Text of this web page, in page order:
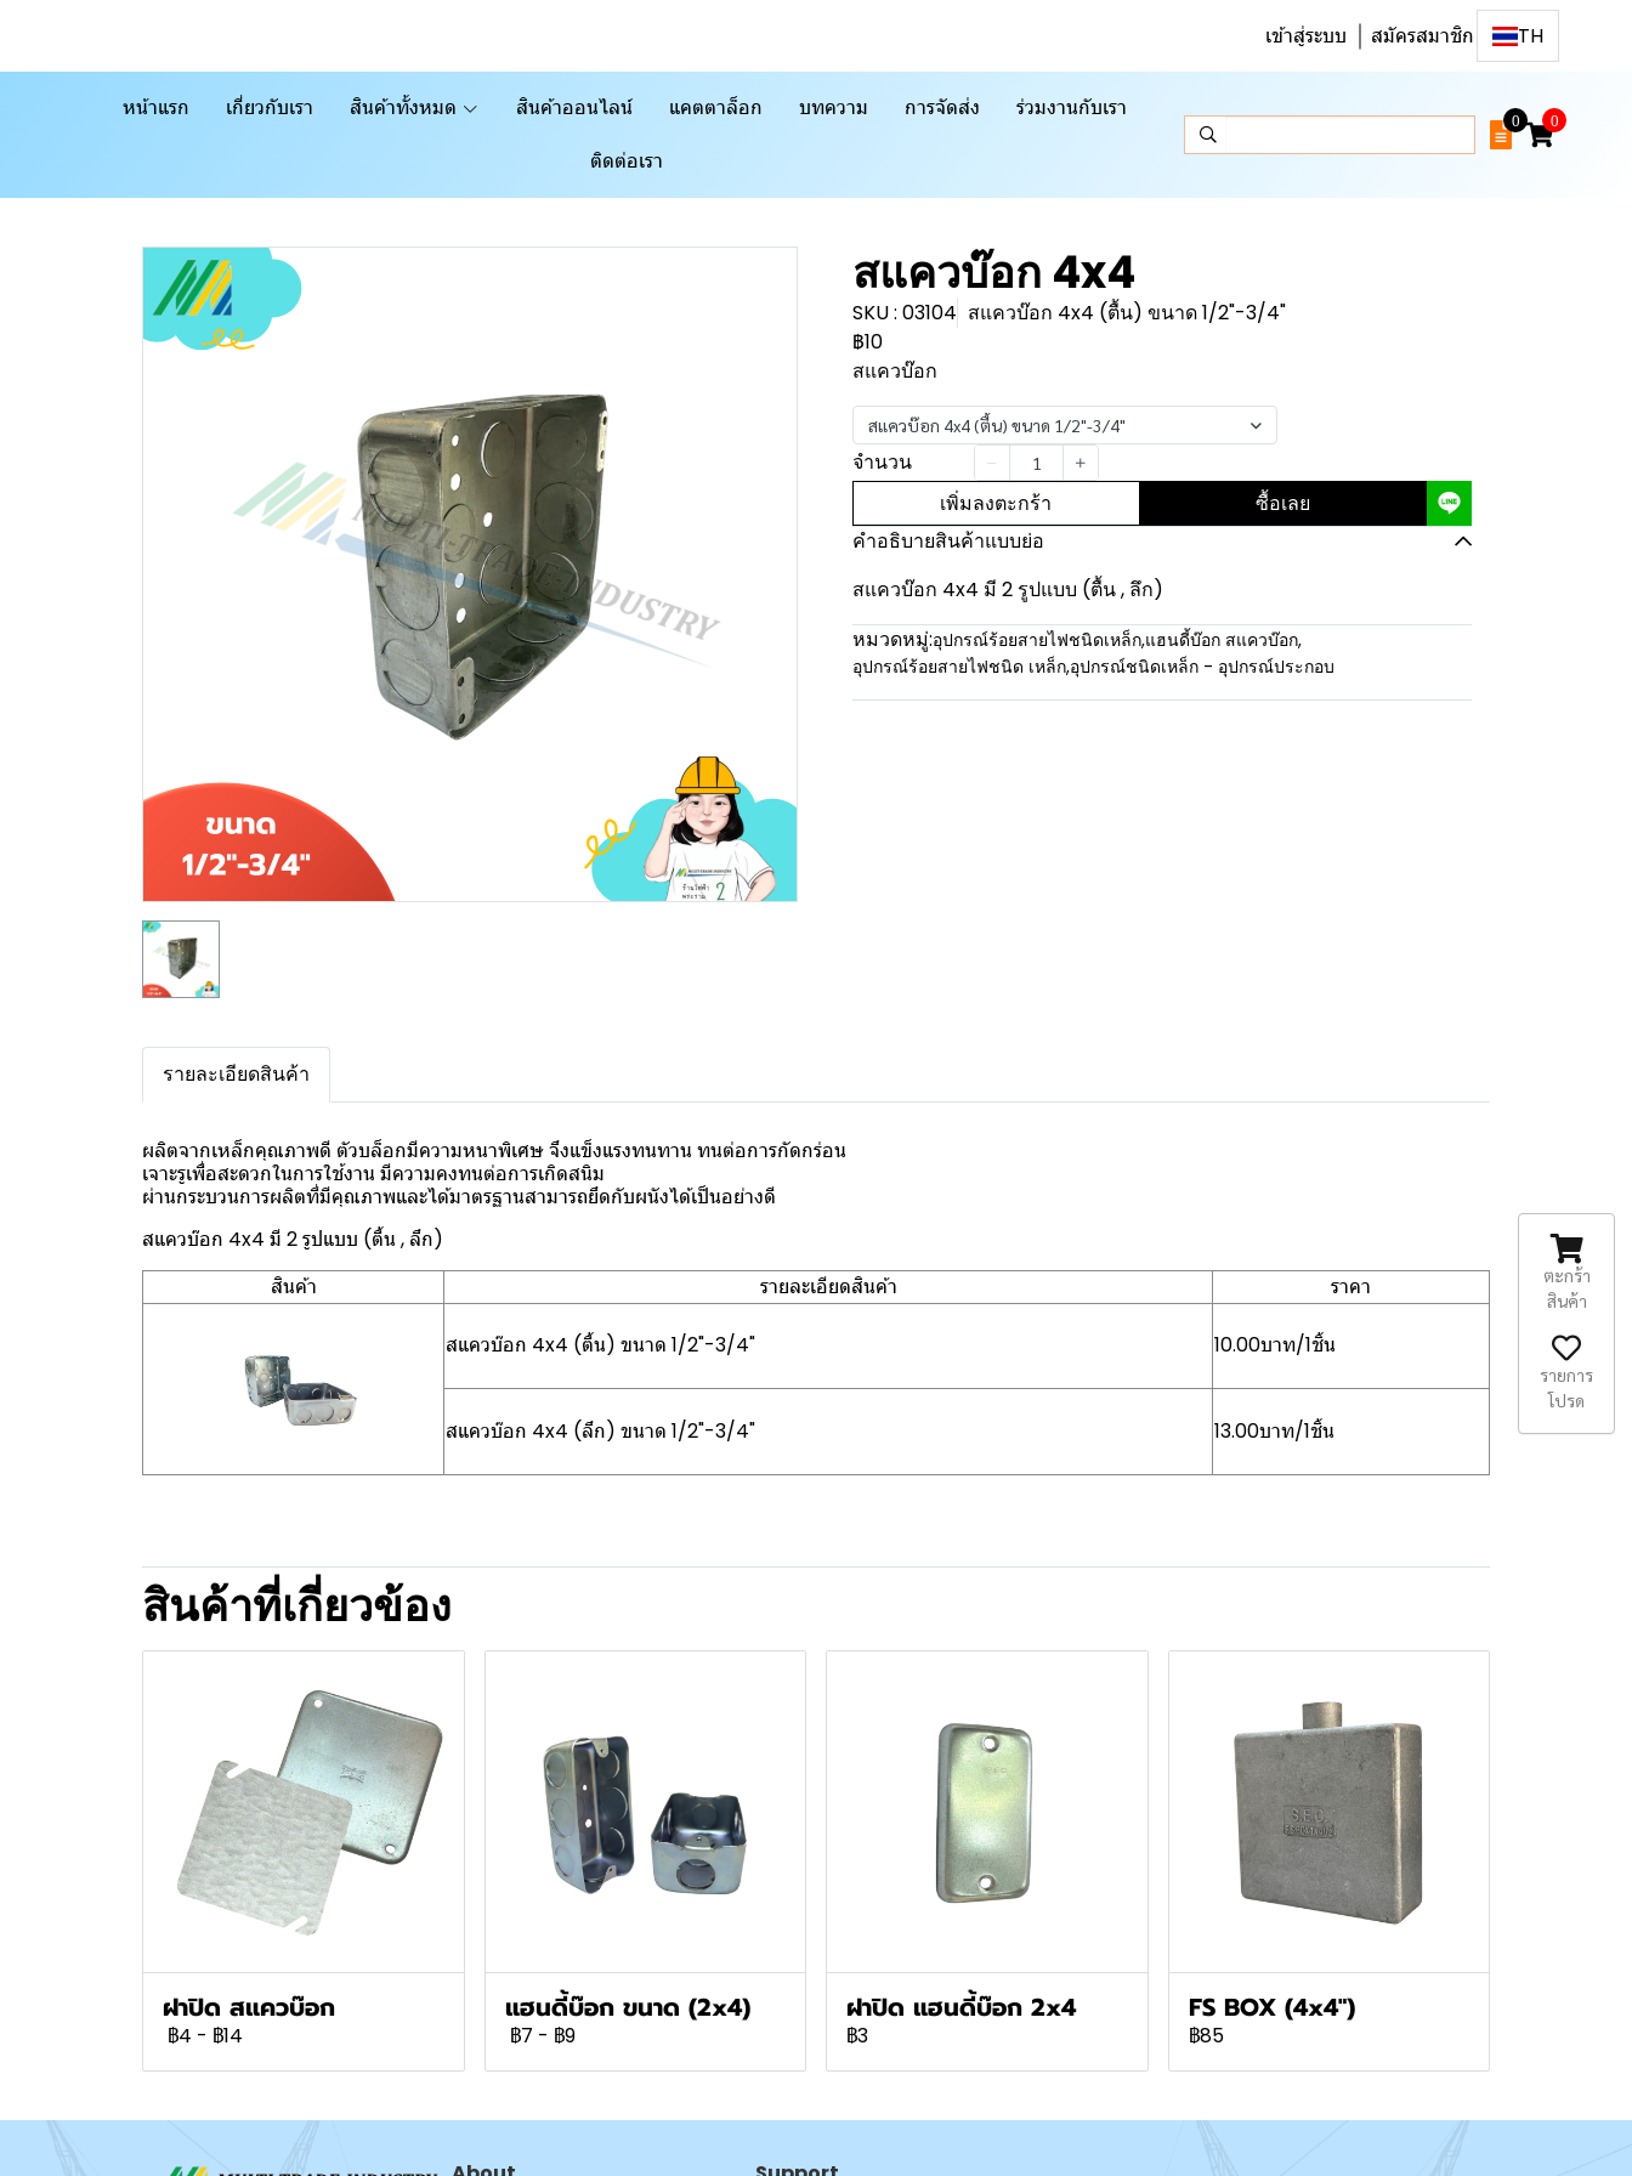
เข้าสู่ระบบ สมัครสมาชิก TH
หน้าแรก เกี่ยวกับเรา สินค้าทั้งหมด สินค้าออนไลน์ แคตตาล็อก บทความ การจัดส่ง ร่วมงานกับเรา
ติดต่อเรา
0 0
สแควบ๊อก 4x4
SKU : 03104 สแควบ๊อก 4x4 (ตื้น) ขนาด 1/2"-3/4"
฿10
สแควบ๊อก
สแควบ๊อก 4x4 (ตื้น) ขนาด 1/2"-3/4"
จำนวน
เพิ่มลงตะกร้า ซื้อเลย
คำอธิบายสินค้าแบบย่อ
สแควบ๊อก 4x4 มี 2 รูปแบบ (ตื้น , ลึก)
หมวดหมู่:อุปกรณ์ร้อยสายไฟชนิดเหล็ก,แฮนดี้บ๊อก สแควบ๊อก,
อุปกรณ์ร้อยสายไฟชนิด เหล็ก,อุปกรณ์ชนิดเหล็ก - อุปกรณ์ประกอบ
รายละเอียดสินค้า
ผลิตจากเหล็กคุณภาพดี ตัวบล็อกมีความหนาพิเศษ จึงแข็งแรงทนทาน ทนต่อการกัดกร่อน
เจาะรูเพื่อสะดวกในการใช้งาน มีความคงทนต่อการเกิดสนิม
ผ่านกระบวนการผลิตที่มีคุณภาพและได้มาตรฐานสามารถยึดกับผนังได้เป็นอย่างดี
สแควบ๊อก 4x4 มี 2 รูปแบบ (ตื้น , ลึก)
สินค้า
รายละเอียดสินค้า ราคา
สแควบ๊อก 4x4 (ตื้น) ขนาด 1/2"-3/4" 10.00บาท/1ชิ้น
สแควบ๊อก 4x4 (ลึก) ขนาด 1/2"-3/4" 13.00บาท/1ชิ้น
สินค้าที่เกี่ยวข้อง
ฝาปิด สแควบ๊อก
฿4 - ฿14
แฮนดี้บ๊อก ขนาด (2x4)
฿7 - ฿9
ฝาปิด แฮนดี้บ๊อก 2x4
฿3
FS BOX (4x4")
฿85
ตะกร้า
สินค้า
รายการ
โปรด